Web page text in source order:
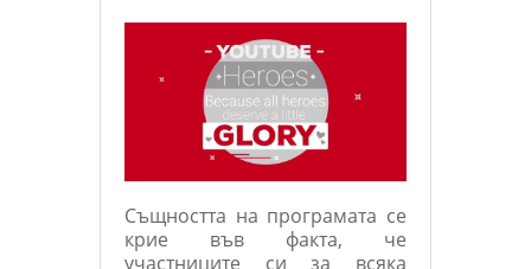
Същността на програмата се
крие във факта, че
участниците си за всяка